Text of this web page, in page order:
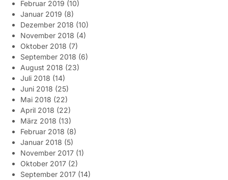
Februar 2019 (10)
Januar 2019 (8)
Dezember 2018 (10)
November 2018 (4)
Oktober 2018 (7)
September 2018 (6)
August 2018 (23)
Juli 2018 (14)
Juni 2018 (25)
Mai 2018 (22)
April 2018 (22)
März 2018 (13)
Februar 2018 (8)
Januar 2018 (5)
November 2017 (1)
Oktober 2017 (2)
September 2017 (14)